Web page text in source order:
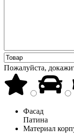
Пожалуйста,
Фасад
Патина
Материал